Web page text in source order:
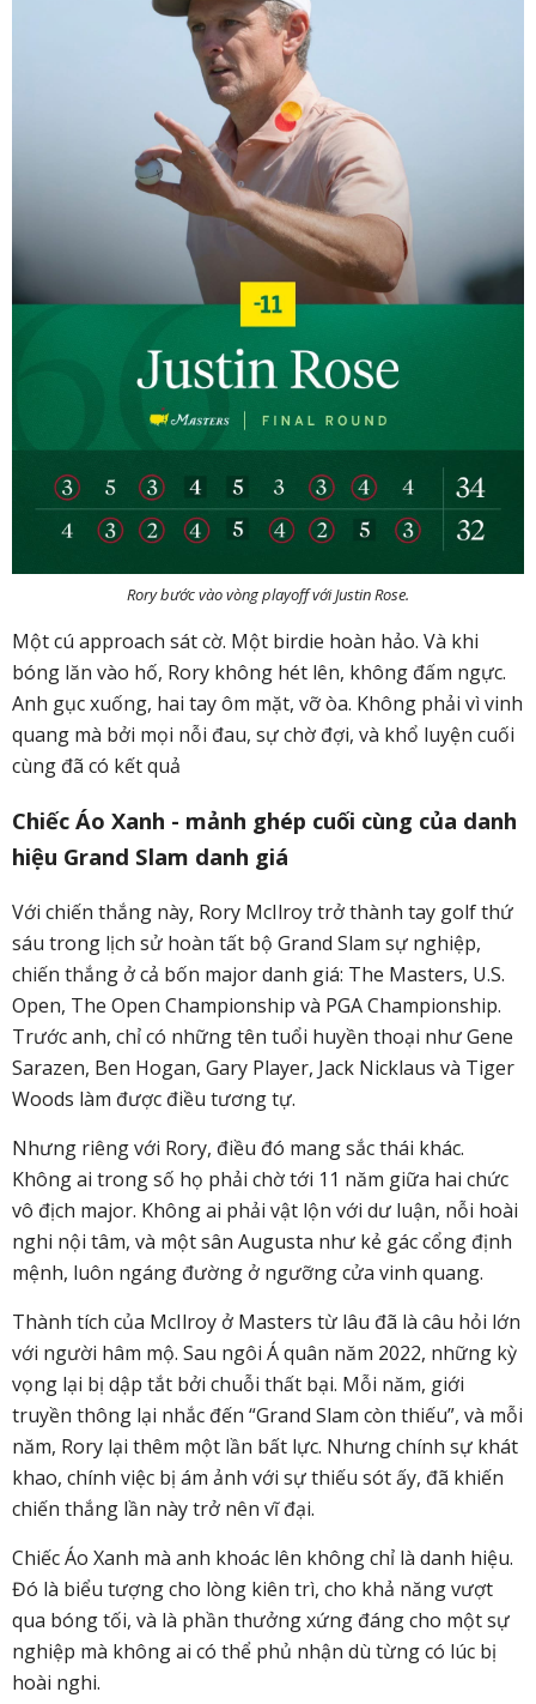
Rory bước vào vòng playoff với Justin Rose.
Một cú approach sát cờ. Một birdie hoàn hảo. Và khi
bóng lăn vào hố, Rory không hét lên, không đấm ngực.
Anh gục xuống, hai tay ôm mặt, vỡ òa. Không phải vì vinh
quang mà bởi mọi nỗi đau, sự chờ đợi, và khổ luyện cuối
cùng đã có kết quả
Chiếc Áo Xanh - mảnh ghép cuối cùng của danh
hiệu Grand Slam danh giá
Với chiến thắng này, Rory McIlroy trở thành tay golf thứ
sáu trong lịch sử hoàn tất bộ Grand Slam sự nghiệp,
chiến thắng ở cả bốn major danh giá: The Masters, U.S.
Open, The Open Championship và PGA Championship.
Trước anh, chỉ có những tên tuổi huyền thoại như Gene
Sarazen, Ben Hogan, Gary Player, Jack Nicklaus và Tiger
Woods làm được điều tương tự.
Nhưng riêng với Rory, điều đó mang sắc thái khác.
Không ai trong số họ phải chờ tới 11 năm giữa hai chức
vô địch major. Không ai phải vật lộn với dư luận, nỗi hoài
nghi nội tâm, và một sân Augusta như kẻ gác cổng định
mệnh, luôn ngáng đường ở ngưỡng cửa vinh quang.
Thành tích của McIlroy ở Masters từ lâu đã là câu hỏi lớn
với người hâm mộ. Sau ngôi Á quân năm 2022, những kỳ
vọng lại bị dập tắt bởi chuỗi thất bại. Mỗi năm, giới
truyền thông lại nhắc đến “Grand Slam còn thiếu”, và mỗi
năm, Rory lại thêm một lần bất lực. Nhưng chính sự khát
khao, chính việc bị ám ảnh với sự thiếu sót ấy, đã khiến
chiến thắng lần này trở nên vĩ đại.
Chiếc Áo Xanh mà anh khoác lên không chỉ là danh hiệu.
Đó là biểu tượng cho lòng kiên trì, cho khả năng vượt
qua bóng tối, và là phần thưởng xứng đáng cho một sự
nghiệp mà không ai có thể phủ nhận dù từng có lúc bị
hoài nghi.